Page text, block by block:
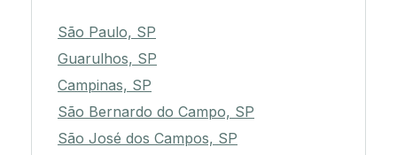
São Paulo, SP
Guarulhos, SP
Campinas, SP
São Bernardo do Campo, SP
São José dos Campos, SP